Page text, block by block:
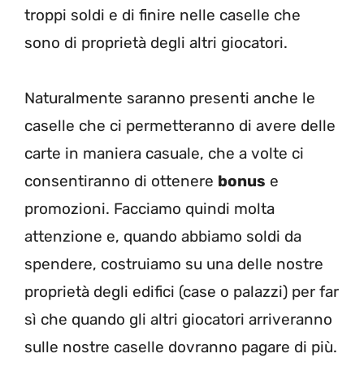
troppi soldi e di finire nelle caselle che
sono di proprietà degli altri giocatori.
Naturalmente saranno presenti anche le
caselle che ci permetteranno di avere delle
carte in maniera casuale, che a volte ci
consentiranno di ottenere bonus e
promozioni. Facciamo quindi molta
attenzione e, quando abbiamo soldi da
spendere, costruiamo su una delle nostre
proprietà degli edifici (case o palazzi) per far
sì che quando gli altri giocatori arriveranno
sulle nostre caselle dovranno pagare di più.